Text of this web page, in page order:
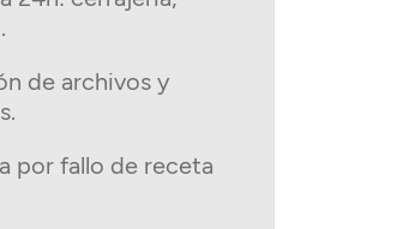
de archivos y
por fallo de receta